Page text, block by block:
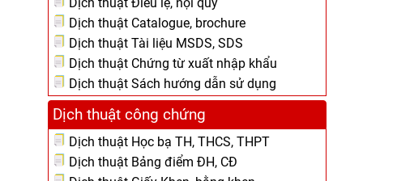
Dịch thuật Catalogue, brochure
Dịch thuật Tài liệu MSDS, SDS
Dịch thuật Chứng từ xuất nhập khẩu
Dịch thuật Sách hướng dẫn sử dụng
Dịch thuật công chứng
Dịch thuật Học bạ TH, THCS, THPT
Dịch thuật Bảng điểm ĐH, CĐ